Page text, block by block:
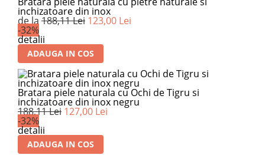
inchizatoare din inox
de la188,11 Lei 123,00 Lei
-32%
detalii
ADAUGA IN COS
Bratara piele naturala cu Ochi de Tigru si
inchizatoare din inox negru
188,11 Lei 127,00 Lei
-32%
detalii
ADAUGA IN COS